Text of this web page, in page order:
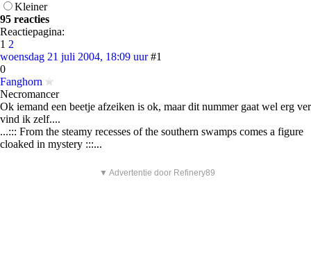
Kleiner
95 reacties
Reactiepagina:
1 2
woensdag 21 juli 2004, 18:09 uur #1
0
Fanghorn
Necromancer
Ok iemand een beetje afzeiken is ok, maar dit nummer gaat wel erg ver
vind ik zelf....
...::: From the steamy recesses of the southern swamps comes a figure
cloaked in mystery :::...
▼ Advertentie door Refinery89